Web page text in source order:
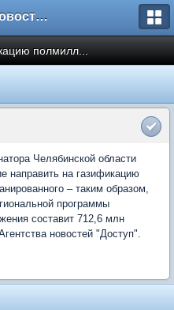
Форум Новостройки
полмилл...
Челябинской области
направить на газификацию
– таким образом,
программы
составит 712,6 млн
новостей "Доступ".